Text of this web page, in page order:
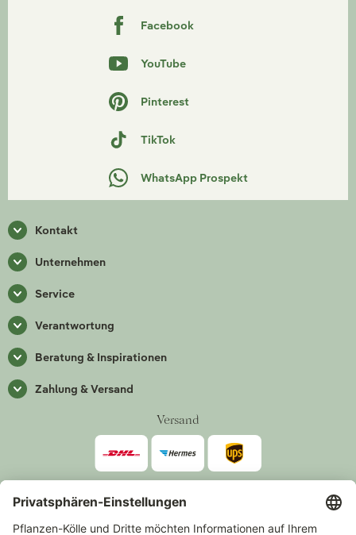
Facebook
YouTube
Pinterest
TikTok
WhatsApp Prospekt
Kontakt
Unternehmen
Service
Verantwortung
Beratung & Inspirationen
Zahlung & Versand
Versand
Zahlarten